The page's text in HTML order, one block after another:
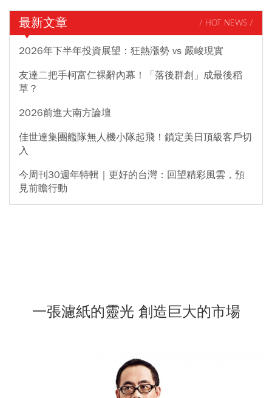
最新文章 / HOT NEWS /
2026年下半年投資展望：狂熱漲勢 vs 嚴峻現實
友達二把手柯富仁裸辭內幕！「落後群創」成最後稻
草？
2026前進大南方論壇
佳世達集團艦隊無人機小隊起飛！鎖定美日頂級客戶切
入
今周刊30週年特輯｜更好的台灣：回望精彩風雲，預
見前瞻行動
一張濾紙的靈光 創造巨大的市場